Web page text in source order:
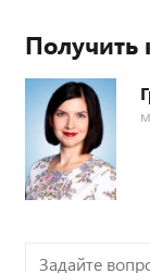
Получить
Задайте